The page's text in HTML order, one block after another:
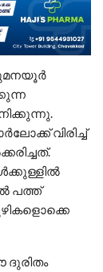
വിരിച്ച്
പത്ത്
ദുരിതം